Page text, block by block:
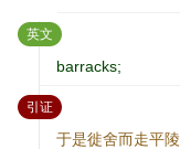
英文 ：
barracks;
引证：
于是徙舍而走平